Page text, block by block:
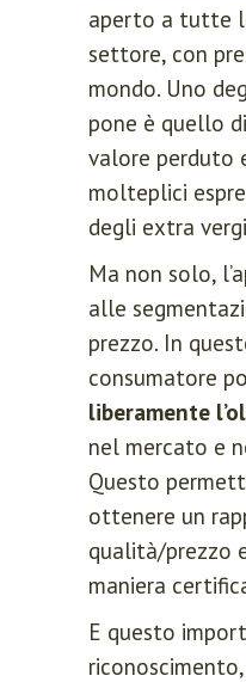
aperto a tutte
settore, con
mondo. Uno
pone è quello
valore perduto
molteplici
degli extra
Ma non solo,
alle
prezzo. In
consumatore
liberamente
nel mercato e
Questo
ottenere un
qualità/prezzo
maniera
E questo